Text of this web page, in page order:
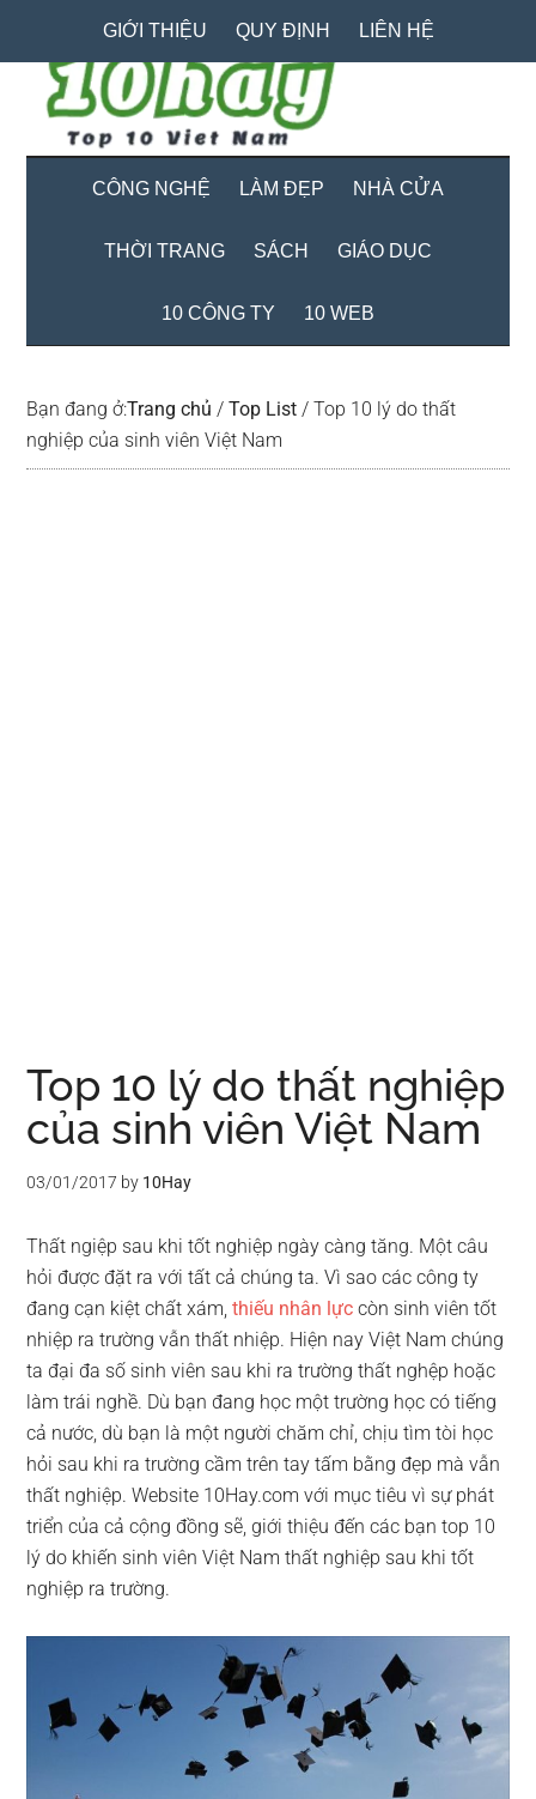
content
secondary
menu
primary
sidebar
GIỚI THIỆU QUY ĐỊNH LIÊN HỆ
CÔNG NGHỆ LÀM ĐẸP NHÀ CỬA
THỜI TRANG SÁCH GIÁO DỤC
10 CÔNG TY 10 WEB
Bạn đang ở:Trang chủ / Top List / Top 10 lý do thất
nghiệp của sinh viên Việt Nam
Top 10 lý do thất nghiệp
của sinh viên Việt Nam
03/01/2017 by 10Hay
Thất ngiệp sau khi tốt nghiệp ngày càng tăng. Một câu
hỏi được đặt ra với tất cả chúng ta. Vì sao các công ty
đang cạn kiệt chất xám,thiếu nhân lực còn sinh viên tốt
nhiệp ra trường vẫn thất nhiệp. Hiện nay Việt Nam chúng
ta đại đa số sinh viên sau khi ra trường thất nghệp hoặc
làm trái nghề. Dù bạn đang học một trường học có tiếng
cả nước, dù bạn là một người chăm chỉ, chịu tìm tòi học
hỏi sau khi ra trường cầm trên tay tấm bằng đẹp mà vẫn
thất nghiệp. Website 10Hay.com với mục tiêu vì sự phát
triển của cả cộng đồng sẽ, giới thiệu đến các bạn top 10
lý do khiến sinh viên Việt Nam thất nghiệp sau khi tốt
nghiệp ra trường.